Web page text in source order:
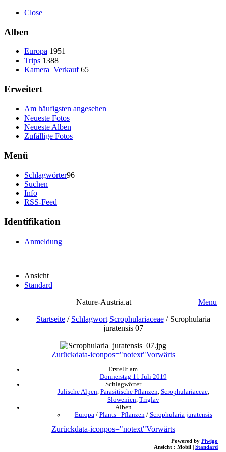
Close
Alben
Europa 1951
Trips 1388
Kamera_Verkauf 65
Erweitert
Am häufigsten angesehen
Neueste Fotos
Neueste Alben
Zufällige Fotos
Menü
Schlagwörter96
Suchen
Info
RSS-Feed
Identifikation
Anmeldung
Ansicht
Standard
Nature-Austria.at
Menu
Startseite/ Schlagwort Scrophulariaceae/ Scrophularia
juratensis 07
Zurückdata-iconpos="notext"Vorwärts
Erstellt am
Donnerstag 11 Juli 2019
Schlagwörter
Julische Alpen Parasitische Pflanzen Scrophulariaceae,
Slowenien Triglav
Alben
Europa / Plants - Pflanzen / Scrophularia juratensis
Zurückdata-iconpos="notext"Vorwärts
Powered by Piwigo
Ansicht : Mobil Standard